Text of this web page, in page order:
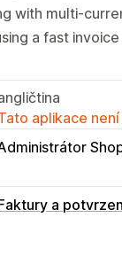
with multi-
a fast
aplikace
a